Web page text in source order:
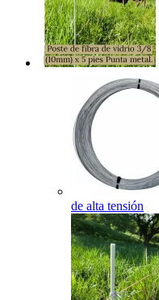
de alta tensión